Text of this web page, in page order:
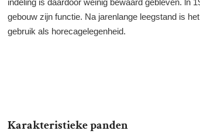
indeling is daardoor weinig bewaard gebleven. ln
gebouw zijn functie. Na jarenlange leegstand is het
gebruik als horecagelegenheid.
Karakteristiekepanden